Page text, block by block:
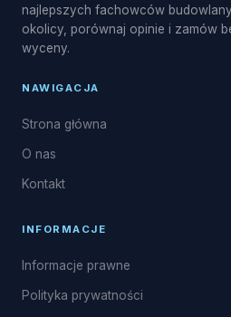
najlepszych fachowców
okolicy, porównaj opinie i zamów
wyceny.
NAWIGACJA
Strona główna
O nas
Kontakt
INFORMACJE
Informacje prawne
Polityka prywatności